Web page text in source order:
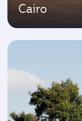
Cairo